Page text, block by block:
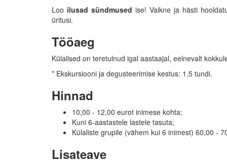
Loo ilusad sündmused ise! Vaikne ja hästi
üritusi.
Tööaeg
Külalised on teretulnud igal aastaajal, eelnevalt
* Ekskursiooni ja degusteerimise kestus: 1,5 tundi.
Hinnad
10,00 - 12,00 eurot inimese kohta;
Kuni 6-aastastele lastele tasuta;
Külaliste grupile (vähem kui 6 inimest) 60,00 -
Lisateave